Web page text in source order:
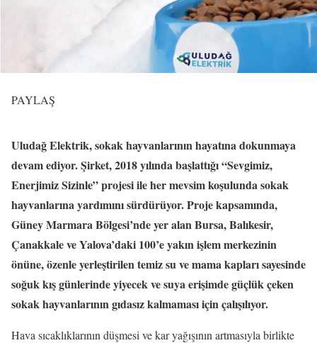
PAYLAŞ
Uludağ Elektrik, sokak hayvanlarının hayatına dokunmaya
devam ediyor. Şirket, 2018 yılında başlattığı “Sevgimiz,
Enerjimiz Sizinle” projesi ile her mevsim koşulunda sokak
hayvanlarına yardımını sürdürüyor. Proje kapsamında,
Güney Marmara Bölgesi’nde yer alan Bursa, Balıkesir,
Çanakkale ve Yalova’daki 100’e yakın işlem merkezinin
önüne, özenle yerleştirilen temiz su ve mama kapları sayesinde
soğuk kış günlerinde yiyecek ve suya erişimde güçlük çeken
sokak hayvanlarının gıdasız kalmaması için çalışılıyor.
Hava sıcaklıklarının düşmesi ve kar yağışının artmasıyla birlikte